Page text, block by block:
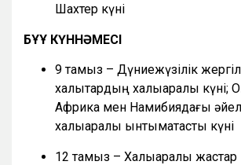
Шахтер күні
БҰҰ КҮННӘМЕСІ
9 тамыз – Дүниежүзілік
халықтардың халықаралық күні;
Африка мен Намибиядағы
халықаралық ынтымақтастық күні
12 тамыз – Халықаралық жастар